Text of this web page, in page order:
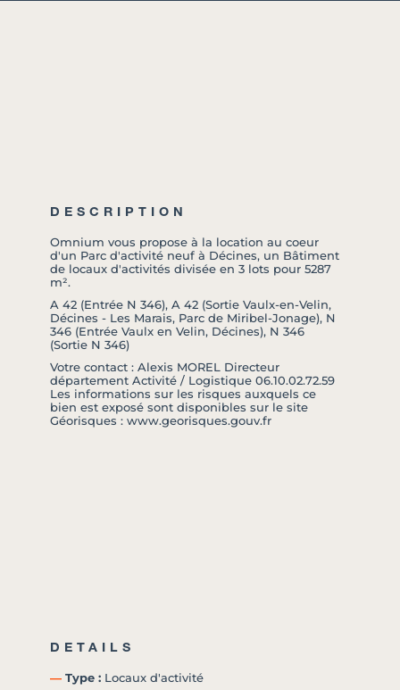
DESCRIPTION
Omnium vous propose à la location au coeur
d'un Parc d'activité neuf à Décines, un Bâtiment
de locaux d'activités divisée en 3 lots pour 5287
m².
A 42 (Entrée N 346), A 42 (Sortie Vaulx-en-Velin,
Décines - Les Marais, Parc de Miribel-Jonage), N
346 (Entrée Vaulx en Velin, Décines), N 346
(Sortie N 346)
Votre contact : Alexis MOREL Directeur
département Activité / Logistique 06.10.02.72.59
Les informations sur les risques auxquels ce
bien est exposé sont disponibles sur le site
Géorisques : www.georisques.gouv.fr
DETAILS
― Type : Locaux d'activité